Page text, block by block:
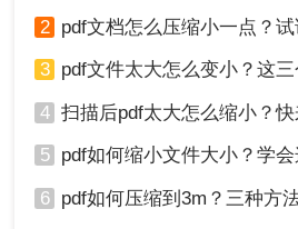
2 pdf文档怎么压缩小一点？试
3 pdf文件太大怎么变小？这三个
4 扫描后pdf太大怎么缩小？快来
5 pdf如何缩小文件大小？学会
6 pdf如何压缩到3m？三种方